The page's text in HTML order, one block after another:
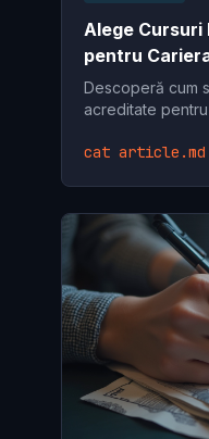
Alege
pentru
Descoperă cum
acreditate
cat article.md